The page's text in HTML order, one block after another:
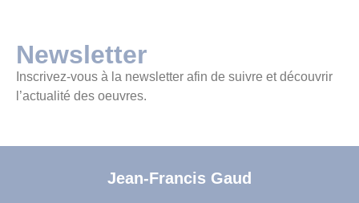
Newsletter
Inscrivez-vous à la newsletter afin de suivre et découvrir
l’actualité des oeuvres.
Jean-Francis Gaud